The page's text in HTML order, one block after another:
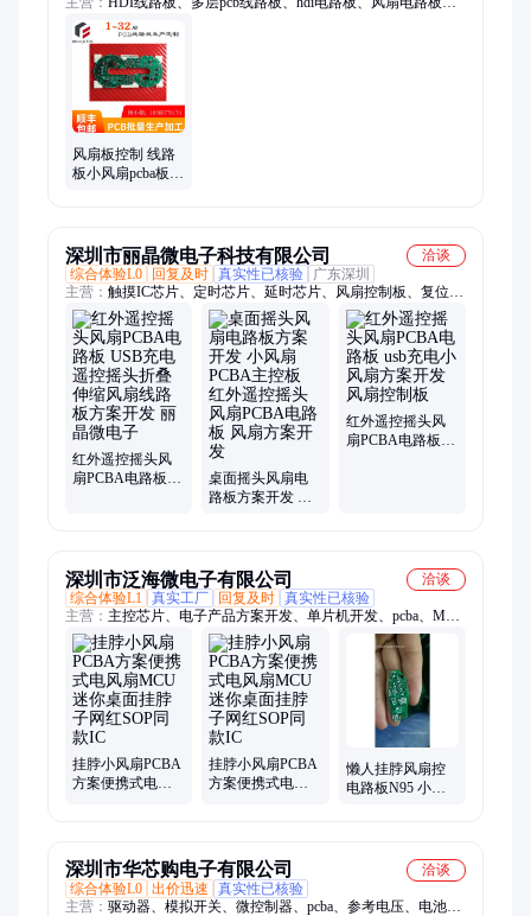
一阶hdi、hdi打样、二阶hdi、pcb多层板、hdi板打样、线圈电路
板、盲埋孔电路板、八层pcb板打样
风扇板控制 线路
板小风扇pcba板
深圳市丽晶微电子科技有限公司
洽谈
综合体验L0
回复及时 真实性已核验
广东深圳
主营： 触摸IC芯片、定时芯片、延时芯片、风扇控制板、复位芯
片、太阳能控制芯片、小夜灯芯片、LEDPWM调光芯片、灯串
芯片、电子蜡烛芯片、电子切换开关芯片
红外遥控摇头风
扇PCBA电路板
桌面摇头风扇电
路板方案开发 小
扇方案开发
红外遥控摇头风
扇PCBA电路板
深圳市泛海微电子有限公司
洽谈
综合体验L1 真实工厂 回复及时 真实性已核验
主营： 主控芯片、电子产品方案开发、单片机开发、pcba、MCU
方案开发、OTP单片机开发、flash单片机开发、锂电池充电芯
片、LED恒流驱动芯片、LED闪灯芯片、LDO线性稳压芯片、升
压IC、降压IC、电压检测IC、线性恒流驱动IC、mos管、OTP单
片机
挂脖小风扇PCBA
方案便携式电风
挂脖小风扇PCBA
方案便携式电风
懒人挂脖风扇控
电路板N95 小风
深圳市华芯购电子有限公司
洽谈
综合体验L0 出价迅速
真实性已核验
主营： 驱动器、模拟开关、微控制器、pcba、参考电压、电池管